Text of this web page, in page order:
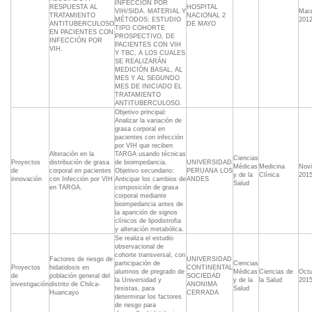
RESPUESTA AL
TRATAMIENTO
ANTITUBERCULOSO
EN PACIENTES CON
INFECCIÓN POR
VIH.
INFECCIÓN POR
VIH/SIDA. MATERIAL Y
MÉTODOS: ESTUDIO
TIPO COHORTE
PROSPECTIVO, DE
PACIENTES CON VIH
Y TBC, A LOS CUALES
SE REALIZARÁN
MEDICIÓN BASAL, AL
MES Y AL SEGUNDO
MES DE INICIADO EL
TRATAMIENTO
ANTITUBERCULOSO.
HOSPITAL
NACIONAL 2
DE MAYO
2012
Proyectos
de
innovación
Alteración en la
distribución de grasa
corporal en pacientes
con Infección por VIH
en TARGA.
Objetivo principal:
Analizar la variación de
grasa corporal en
pacientes con infección
por VIH que reciben
TARGA usando técnicas
de bioimpedancia.
Objetivo secundario:
Anticipar los cambios de
composición de grasa
corporal mediante
bioimpedancia antes de
la aparición de signos
clínicos de lipodistrofia
y alteración metabólica.
UNIVERSIDAD
PERUANA LOS
ANDES
Ciencias
Médicas
y de la
Salud
Medicina
Clínica
2015
Proyectos
de
investigación
Factores de riesgo de
hidatidosis en
población general del
distrito de Chilca-
Huancayo
Se realiza el estudio
observacional de
cohorte transversal, con
participación de
alumnos de pregrado de
la Universidad y
tesistas, para
determinar los factores
de riesgo para
UNIVERSIDAD
CONTINENTAL
SOCIEDAD
ANONIMA
CERRADA
Ciencias
Médicas
y de la
Salud
Ciencias de
la Salud
2015